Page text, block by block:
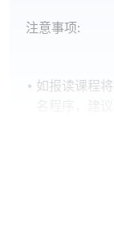
注意事项:
如报读课程
除由学院裁
而取消）之
支票或缴费